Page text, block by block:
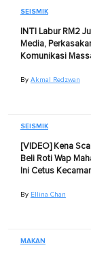
SEISMIK
INTI Labur RM2
Media,
Komunikasi
By Akmal Redzwan
SEISMIK
[VIDEO] Kena
Beli Roti Wap
Ini Cetus
By Ellina Chan
MAKAN